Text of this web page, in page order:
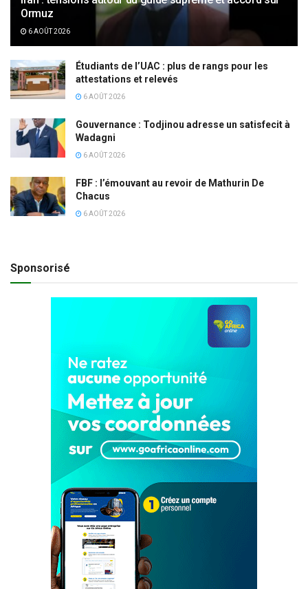
Ormuz
6 AOÛT 2026
Étudiants de l’UAC : plus de rangs pour les
attestations et relevés
6 AOÛT 2026
Gouvernance : Todjinou adresse un satisfecit à
Wadagni
6 AOÛT 2026
FBF : l’émouvant au revoir de Mathurin De
Chacus
6 AOÛT 2026
Sponsorisé